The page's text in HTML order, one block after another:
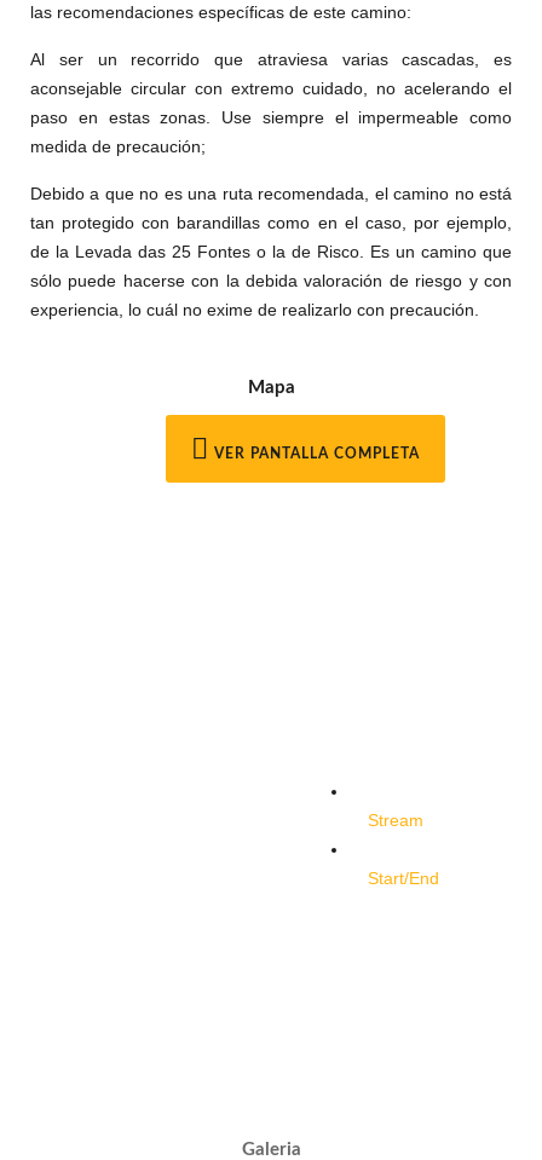
las recomendaciones específicas de este camino:
Al ser un recorrido que atraviesa varias cascadas, es
aconsejable circular con extremo cuidado, no acelerando el
paso en estas zonas. Use siempre el impermeable como
medida de precaución;
Debido a que no es una ruta recomendada, el camino no está
tan protegido con barandillas como en el caso, por ejemplo,
de la Levada das 25 Fontes o la de Risco. Es un camino que
sólo puede hacerse con la debida valoración de riesgo y con
experiencia, lo cuál no exime de realizarlo con precaución.
Mapa
VER PANTALLA COMPLETA
Stream
Start/End
Galeria